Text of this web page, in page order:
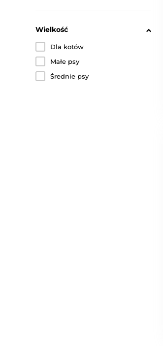
Wielkość
Dla kotów
Małe psy
Średnie psy